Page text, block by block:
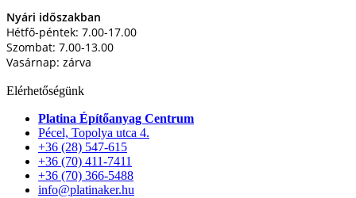
Nyári időszakban
Hétfő-péntek: 7.00-17.00
Szombat: 7.00-13.00
Vasárnap: zárva
Elérhetőségünk
Platina Építőanyag Centrum
Pécel, Topolya utca 4.
+36 (28) 547-615
+36 (70) 411-7411
+36 (70) 366-5488
info@platinaker.hu